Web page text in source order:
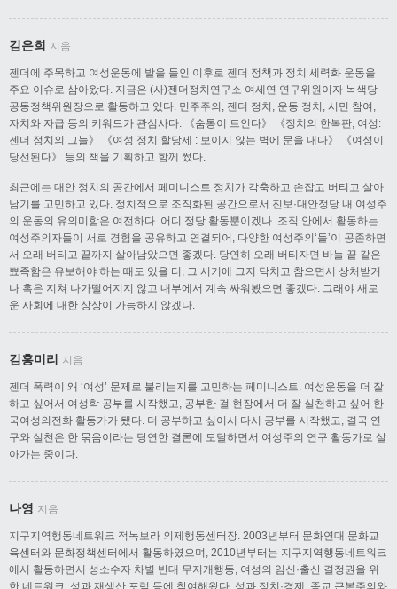
김은희 지음
젠더에 주목하고 여성운동에 발을 들인 이후로 젠더 정책과 정치 세력화 운동을
주요 이슈로 삼아왔다. 지금은 (사)젠더정치연구소 여세연 연구위원이자 녹색당
공동정책위원장으로 활동하고 있다. 민주주의, 젠더 정치, 운동 정치, 시민 참여,
자치와 자급 등의 키워드가 관심사다. 《숨통이 트인다》 《정치의 한복판, 여성:
젠더 정치의 그늘》 《여성 정치 할당제 : 보이지 않는 벽에 문을 내다》 《여성이
당선된다》 등의 책을 기획하고 함께 썼다.
최근에는 대안 정치의 공간에서 페미니스트 정치가 각축하고 손잡고 버티고 살아
남기를 고민하고 있다. 정치적으로 조직화된 공간으로서 진보·대안정당 내 여성주
의 운동의 유의미함은 여전하다. 어디 정당 활동뿐이겠나. 조직 안에서 활동하는
여성주의자들이 서로 경험을 공유하고 연결되어, 다양한 여성주의‘들’이 공존하면
서 오래 버티고 끝까지 살아남았으면 좋겠다. 당연히 오래 버티자면 바늘 끝 같은
뾰족함은 유보해야 하는 때도 있을 터, 그 시기에 그저 닥치고 참으면서 상처받거
나 혹은 지쳐 나가떨어지지 않고 내부에서 계속 싸워봤으면 좋겠다. 그래야 새로
운 사회에 대한 상상이 가능하지 않겠나.
김홍미리 지음
젠더 폭력이 왜 ‘여성’ 문제로 불리는지를 고민하는 페미니스트. 여성운동을 더 잘
하고 싶어서 여성학 공부를 시작했고, 공부한 걸 현장에서 더 잘 실천하고 싶어 한
국여성의전화 활동가가 됐다. 더 공부하고 싶어서 다시 공부를 시작했고, 결국 연
구와 실천은 한 묶음이라는 당연한 결론에 도달하면서 여성주의 연구 활동가로 살
아가는 중이다.
나영 지음
지구지역행동네트워크 적녹보라 의제행동센터장. 2003년부터 문화연대 문화교
육센터와 문화정책센터에서 활동하였으며, 2010년부터는 지구지역행동네트워크
에서 활동하면서 성소수자 차별 반대 무지개행동, 여성의 임신·출산 결정권을 위
한 네트워크, 성과 재생산 포럼 등에 참여해왔다. 성과 정치·경제, 종교 근본주의와